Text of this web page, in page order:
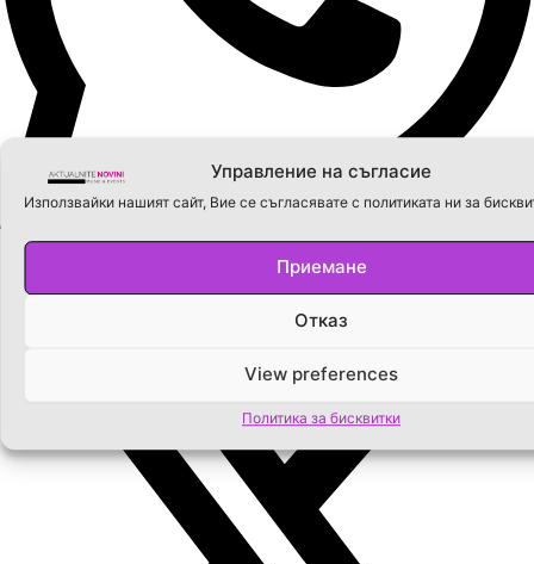
Управление на съгласие
Използвайки нашият сайт, Вие се съгласявате с политиката ни за
Приемане
Отказ
View preferences
Политика за бисквитки